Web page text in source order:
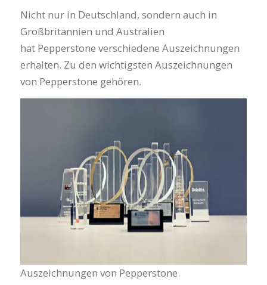
Nicht nur in Deutschland, sondern auch in
Großbritannien und Australien
hat Pepperstone verschiedene Auszeichnungen
erhalten. Zu den wichtigsten Auszeichnungen
von Pepperstone gehören.
Auszeichnungen von Pepperstone.